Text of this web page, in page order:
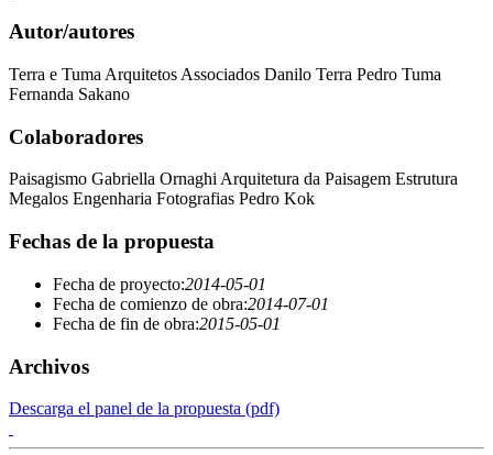
Autor/autores
Terra e Tuma Arquitetos Associados Danilo Terra Pedro Tuma
Fernanda Sakano
Colaboradores
Paisagismo Gabriella Ornaghi Arquitetura da Paisagem Estrutura
Megalos Engenharia Fotografias Pedro Kok
Fechas de la propuesta
Fecha de proyecto:2014-05-01
Fecha de comienzo de obra:2014-07-01
Fecha de fin de obra:2015-05-01
Archivos
Descarga el panel de la propuesta (pdf)